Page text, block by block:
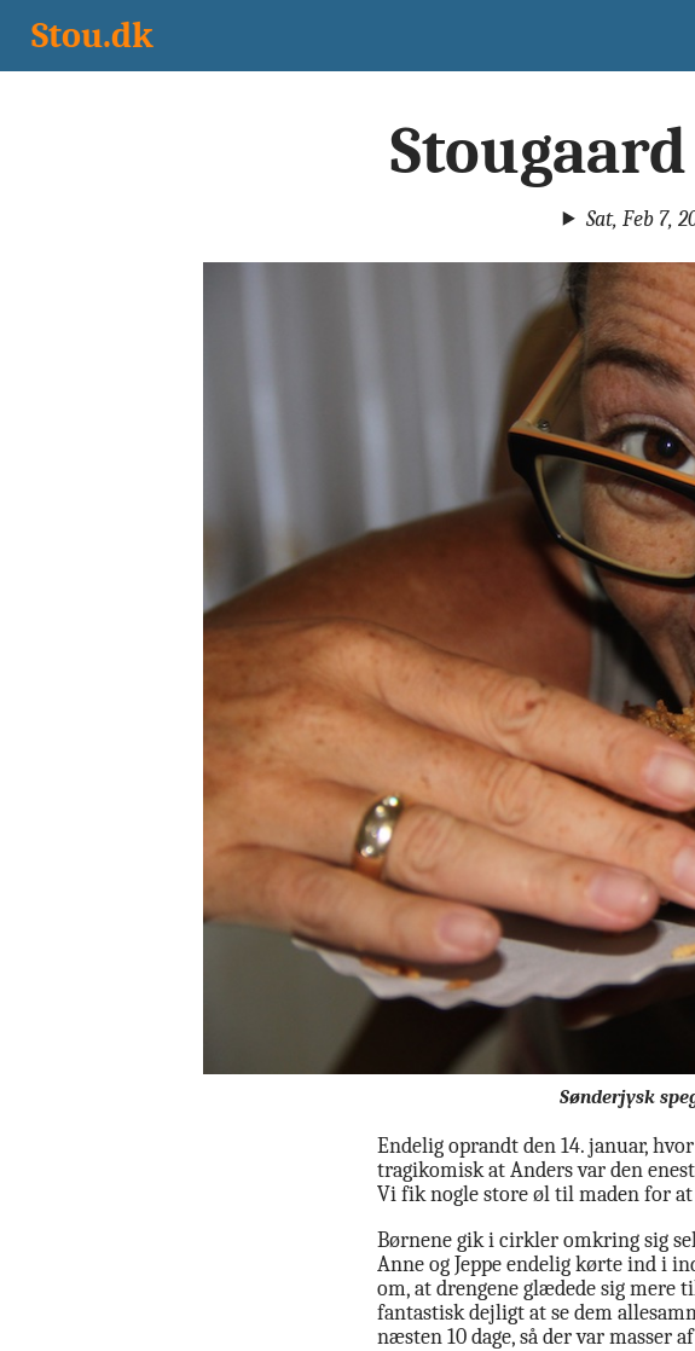
Stou.dk
Sat, Feb 7,
Sønderjysk
Endelig oprandt den 14. januar,
tragikomisk at Anders var den
Vi fik nogle store øl til maden for
Børnene gik i cirkler omkring sig
Anne og Jeppe endelig kørte ind i
om, at drengene glædede sig mere
fantastisk dejligt at se dem
næsten 10 dage, så der var masser